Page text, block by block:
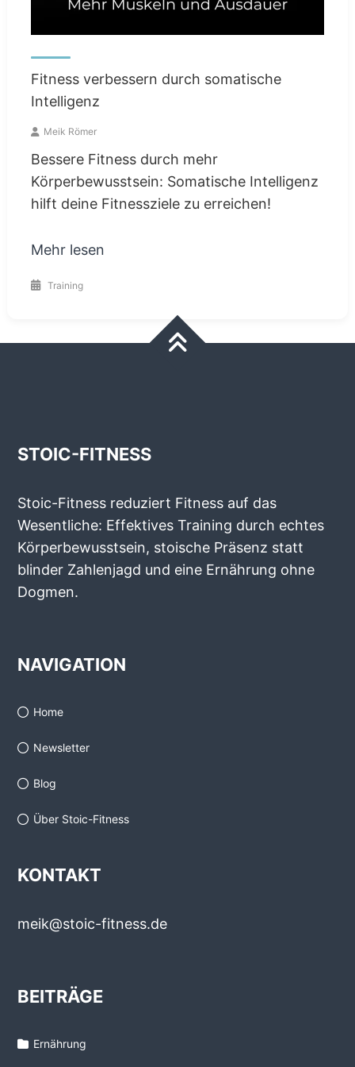
Fitness verbessern durch somatische
Intelligenz
Meik Römer
Bessere Fitness durch mehr
Körperbewusstsein: Somatische Intelligenz
hilft deine Fitnessziele zu erreichen!
Mehr lesen
Training
STOIC-FITNESS
Stoic-Fitness reduziert Fitness auf das
Wesentliche: Effektives Training durch echtes
Körperbewusstsein, stoische Präsenz statt
blinder Zahlenjagd und eine Ernährung ohne
Dogmen.
NAVIGATION
Home
Newsletter
Blog
Über Stoic-Fitness
KONTAKT
meik@stoic-fitness.de
BEITRÄGE
Ernährung